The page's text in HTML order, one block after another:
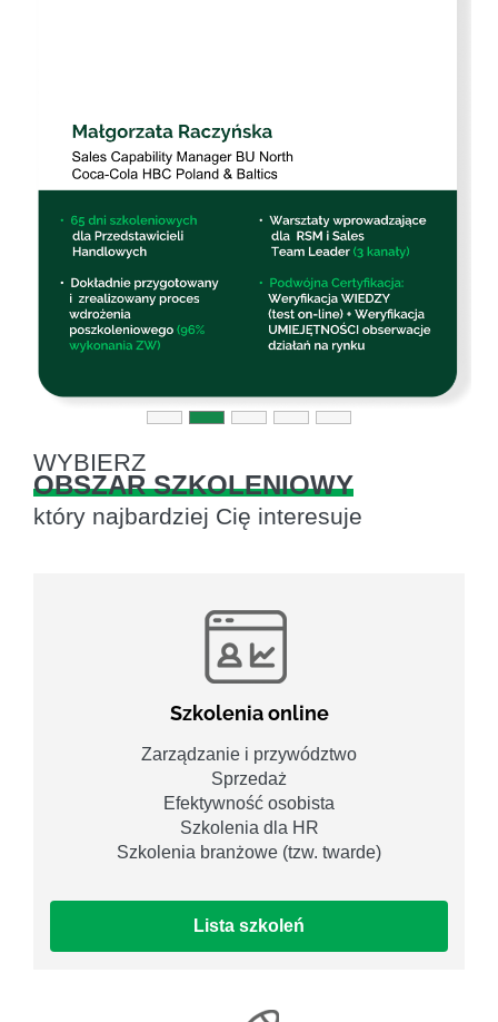
WYBIERZ
OBSZAR SZKOLENIOWY
który najbardziej Cię interesuje
Szkolenia online
Zarządzanie i przywództwo
Sprzedaż
Efektywność osobista
Szkolenia dla HR
Szkolenia branżowe (tzw. twarde)
Lista szkoleń